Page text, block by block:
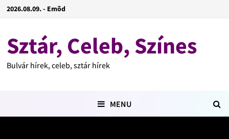
2026.08.09. - Emõd
Sztár, Celeb, Színes
Bulvár hírek, celeb, sztár hírek
MENU